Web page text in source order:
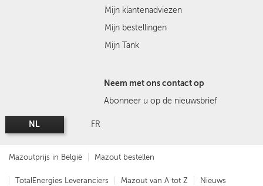
Mijn klantenadviezen
Mijn bestellingen
Mijn Tank
Neem met ons contact op
Abonneer u op de nieuwsbrief
NL FR
Mazoutprijs in België Mazout bestellen
TotalEnergies Leveranciers Mazout van A tot Z Nieuws